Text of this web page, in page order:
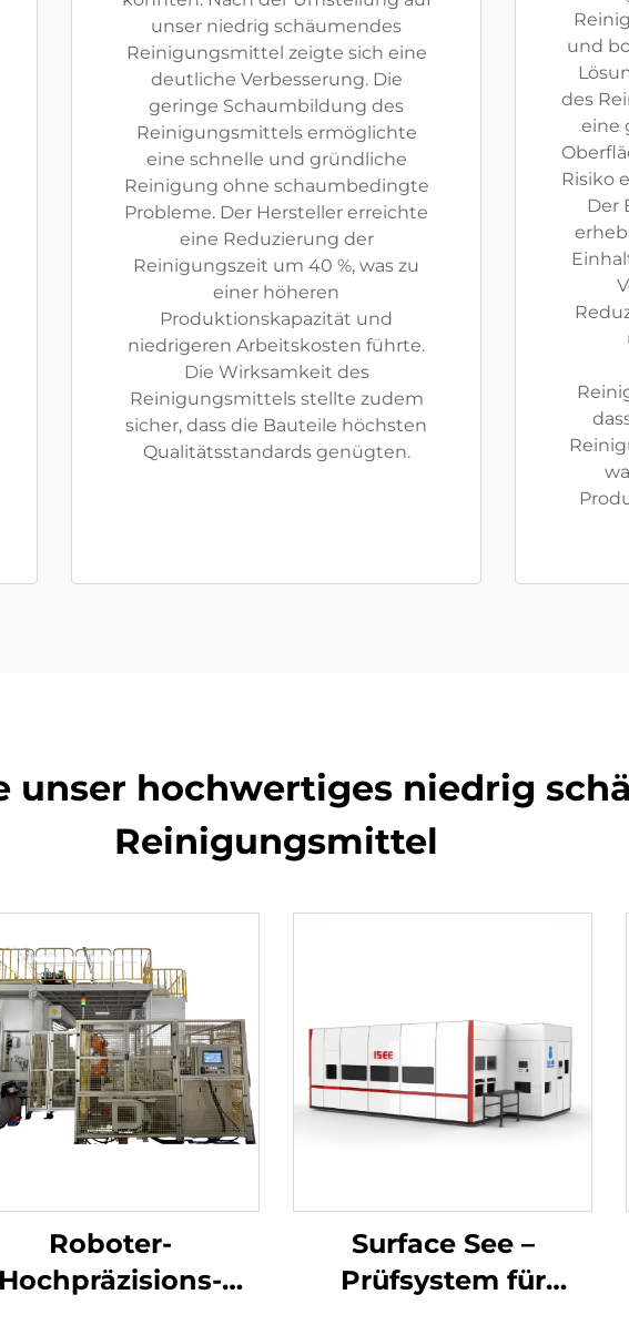
unser niedrig schäumendes
Reinigungsmittel zeigte sich eine
deutliche Verbesserung. Die
geringe Schaumbildung des
Reinigungsmittels ermöglichte
eine schnelle und gründliche
Reinigung ohne schaumbedingte
Probleme. Der Hersteller erreichte
eine Reduzierung der
Reinigungszeit um 40 %, was zu
einer höheren
Produktionskapazität und
niedrigeren Arbeitskosten führte.
Die Wirksamkeit des
Reinigungsmittels stellte zudem
sicher, dass die Bauteile höchsten
Qualitätsstandards genügten.
und
des
eine
Risiko
Der
unser hochwertiges niedrig
Reinigungsmittel
Roboter-
Hochpräzisions-
Surface See –
Prüfsystem für